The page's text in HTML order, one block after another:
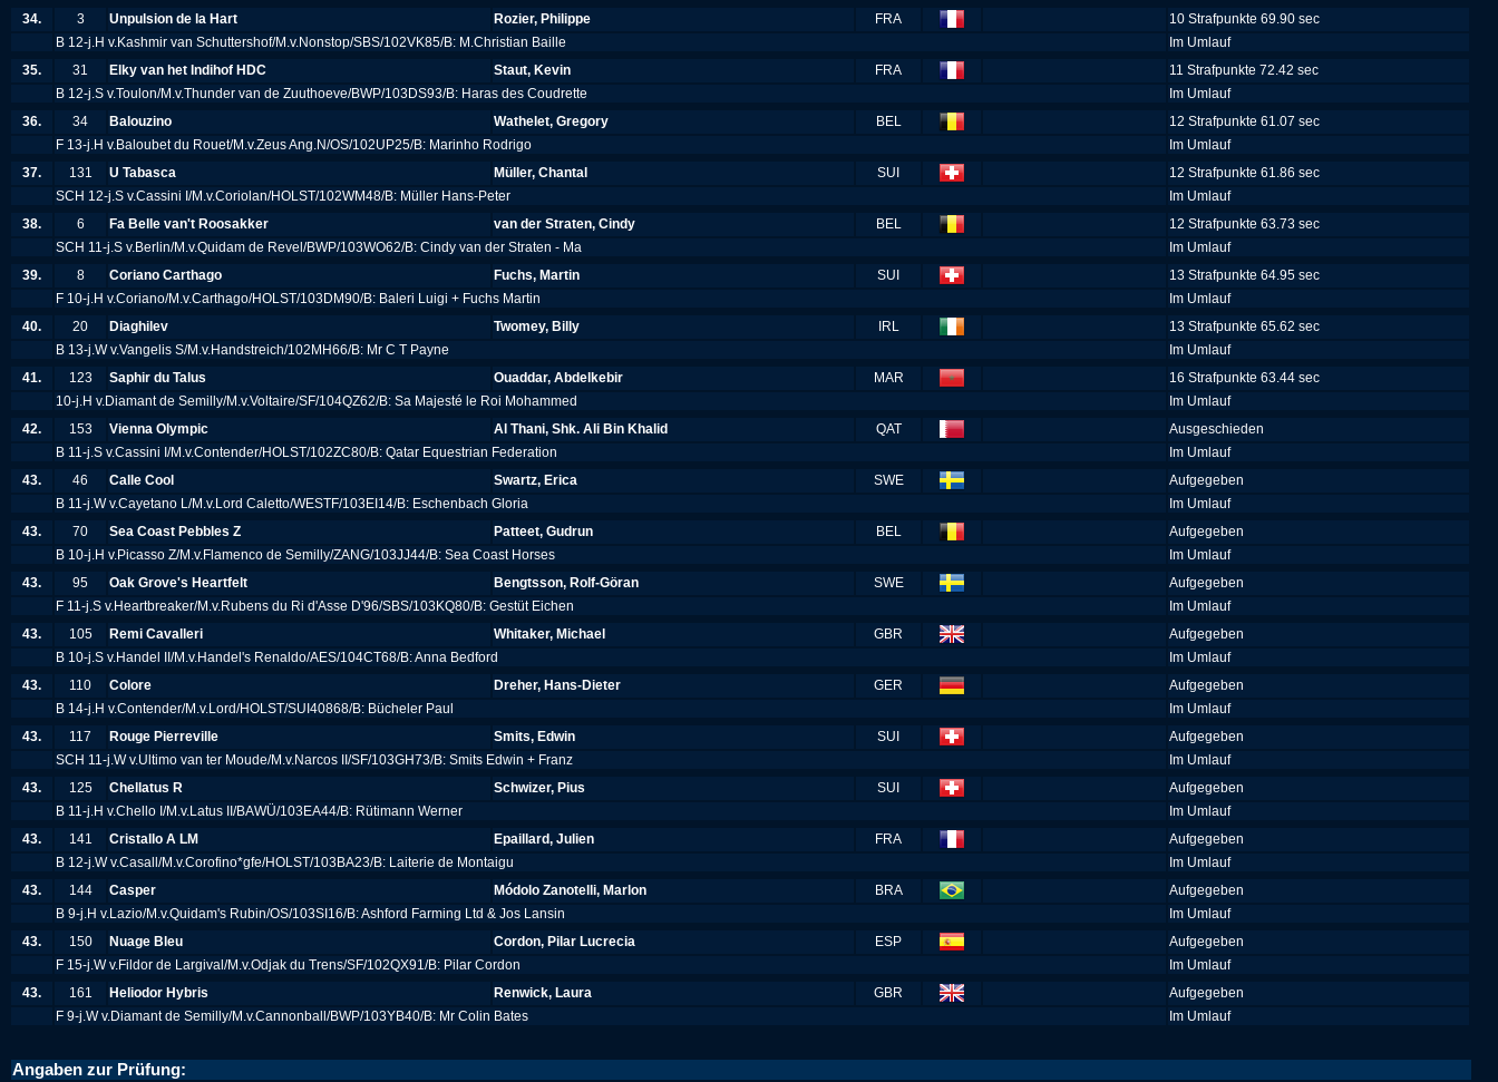
34.
3 Unpulsion de la Hart Rozier, Philippe FRA
10 Strafpunkte 69.90 sec
B 12-j.H v.Kashmir van Schuttershof/M.v.Nonstop/SBS/102VK85/B: M.Christian Baille
Im Umlauf
35.
31 Elky van het Indihof HDC Staut, Kevin FRA
11 Strafpunkte 72.42 sec
B 12-j.S v.Toulon/M.v.Thunder van de Zuuthoeve/BWP/103DS93/B: Haras des Coudrette
Im Umlauf
36.
34 Balouzino Wathelet, Gregory BEL
12 Strafpunkte 61.07 sec
F 13-j.H v.Baloubet du Rouet/M.v.Zeus Ang.N/OS/102UP25/B: Marinho Rodrigo
Im Umlauf
37.
131 U Tabasca Müller, Chantal SUI
12 Strafpunkte 61.86 sec
SCH 12-j.S v.Cassini I/M.v.Coriolan/HOLST/102WM48/B: Müller Hans-Peter
Im Umlauf
38.
6 Fa Belle van't Roosakker van der Straten, Cindy BEL
12 Strafpunkte 63.73 sec
SCH 11-j.S v.Berlin/M.v.Quidam de Revel/BWP/103WO62/B: Cindy van der Straten - Ma
Im Umlauf
39.
8 Coriano Carthago Fuchs, Martin SUI
13 Strafpunkte 64.95 sec
F 10-j.H v.Coriano/M.v.Carthago/HOLST/103DM90/B: Baleri Luigi + Fuchs Martin
Im Umlauf
40.
20 Diaghilev Twomey, Billy IRL
13 Strafpunkte 65.62 sec
B 13-j.W v.Vangelis S/M.v.Handstreich/102MH66/B: Mr C T Payne
Im Umlauf
41.
123 Saphir du Talus Ouaddar, Abdelkebir MAR
16 Strafpunkte 63.44 sec
10-j.H v.Diamant de Semilly/M.v.Voltaire/SF/104QZ62/B: Sa Majesté le Roi Mohammed
Im Umlauf
42.
153 Vienna Olympic Al Thani, Shk. Ali Bin Khalid QAT
Ausgeschieden
B 11-j.S v.Cassini I/M.v.Contender/HOLST/102ZC80/B: Qatar Equestrian Federation
Im Umlauf
43.
46 Calle Cool Swartz, Erica SWE
Aufgegeben
B 11-j.W v.Cayetano L/M.v.Lord Caletto/WESTF/103EI14/B: Eschenbach Gloria
Im Umlauf
43.
70 Sea Coast Pebbles Z Patteet, Gudrun BEL
Aufgegeben
B 10-j.H v.Picasso Z/M.v.Flamenco de Semilly/ZANG/103JJ44/B: Sea Coast Horses
Im Umlauf
43.
95 Oak Grove's Heartfelt Bengtsson, Rolf-Göran SWE
Aufgegeben
F 11-j.S v.Heartbreaker/M.v.Rubens du Ri d'Asse D'96/SBS/103KQ80/B: Gestüt Eichen
Im Umlauf
43.
105 Remi Cavalleri Whitaker, Michael GBR
Aufgegeben
B 10-j.S v.Handel II/M.v.Handel's Renaldo/AES/104CT68/B: Anna Bedford
Im Umlauf
43.
110 Colore Dreher, Hans-Dieter GER
Aufgegeben
B 14-j.H v.Contender/M.v.Lord/HOLST/SUI40868/B: Bücheler Paul
Im Umlauf
43.
117 Rouge Pierreville Smits, Edwin SUI
Aufgegeben
SCH 11-j.W v.Ultimo van ter Moude/M.v.Narcos II/SF/103GH73/B: Smits Edwin + Franz
Im Umlauf
43.
125 Chellatus R Schwizer, Pius SUI
Aufgegeben
B 11-j.H v.Chello I/M.v.Latus II/BAWÜ/103EA44/B: Rütimann Werner
Im Umlauf
43.
141 Cristallo A LM Epaillard, Julien FRA
Aufgegeben
B 12-j.W v.Casall/M.v.Corofino*gfe/HOLST/103BA23/B: Laiterie de Montaigu
Im Umlauf
43.
144 Casper Módolo Zanotelli, Marlon BRA
Aufgegeben
B 9-j.H v.Lazio/M.v.Quidam's Rubin/OS/103SI16/B: Ashford Farming Ltd & Jos Lansin
Im Umlauf
43.
150 Nuage Bleu Cordon, Pilar Lucrecia ESP
Aufgegeben
F 15-j.W v.Fildor de Largival/M.v.Odjak du Trens/SF/102QX91/B: Pilar Cordon
Im Umlauf
43.
161 Heliodor Hybris Renwick, Laura GBR
Aufgegeben
F 9-j.W v.Diamant de Semilly/M.v.Cannonball/BWP/103YB40/B: Mr Colin Bates
Im Umlauf
Angaben zur Prüfung: